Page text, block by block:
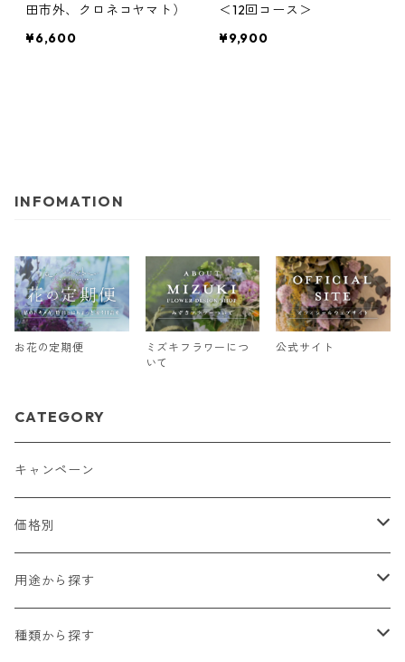
田市外、クロネコヤマト）
¥6,600
＜12回コース＞
¥9,900
INFOMATION
お花の定期便
ミズキフラワーにつ
いて
公式サイト
CATEGORY
キャンペーン
価格別
2,000円以下
2,000円〜5,000円
用途から探す
贈り物（お祝い・お見舞い・プレゼント）
種類から探す